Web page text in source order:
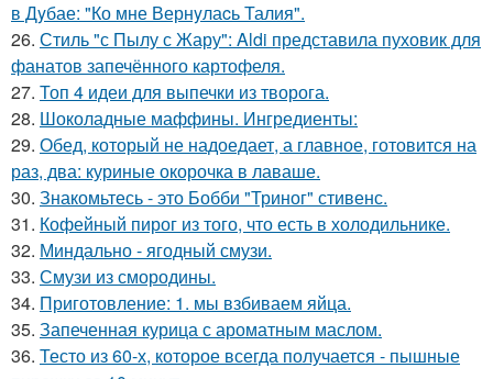
в Дyбае: "Ко мне Вернyлаcь Талия".
26. Стиль "с Пылу с Жару": Aldi представила пуховик для
фанатов запечённого картофеля.
27. Топ 4 идеи для выпечки из творога.
28. Шоколадные маффины. Ингредиенты:
29. Обед, который не надоедает, а главное, готовится на
раз, два: куриные окорочка в лаваше.
30. Знакомьтесь - это Бобби "Триног" стивенс.
31. Кофейный пирог из того, что есть в холодильнике.
32. Миндально - ягодный смузи.
33. Смузи из смородины.
34. Приготовление: 1. мы взбиваем яйца.
35. Запеченная курица с ароматным маслом.
36. Тесто из 60-х, которое всегда получается - пышные